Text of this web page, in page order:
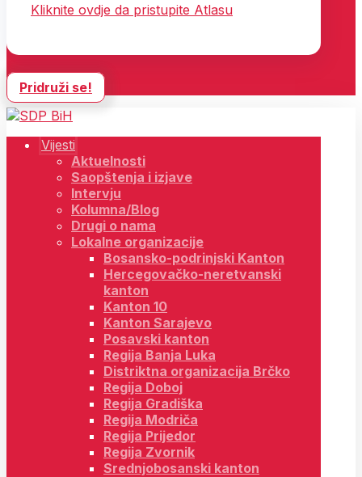
Kliknite ovdje da pristupite Atlasu
Pridruži se!
Vijesti
Aktuelnosti
Saopštenja i izjave
Intervju
Kolumna/Blog
Drugi o nama
Lokalne organizacije
Bosansko-podrinjski Kanton
Hercegovačko-neretvanski
kanton
Kanton 10
Kanton Sarajevo
Posavski kanton
Regija Banja Luka
Distriktna organizacija Brčko
Regija Doboj
Regija Gradiška
Regija Modriča
Regija Prijedor
Regija Zvornik
Srednjobosanski kanton